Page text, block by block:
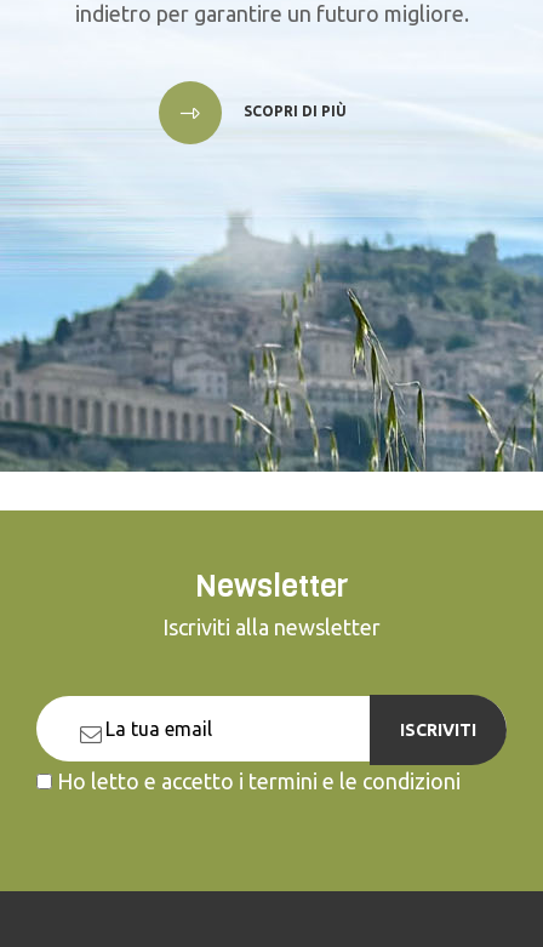
indietro per garantire un futuro migliore.
SCOPRI DI PIÙ
Newsletter
Iscriviti alla newsletter
ISCRIVITI
Ho letto e accetto i termini e le condizioni